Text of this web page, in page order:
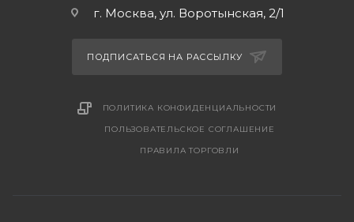
г. Москва, ул. Воротынская, 2/1
ПОДПИСАТЬСЯ НА РАССЫЛКУ
ПОЛИТИКА КОНФИДЕНЦИАЛЬНОСТИ
ПОЛЬЗОВАТЕЛЬСКОЕ СОГЛАШЕНИЕ
ПРАВИЛА ТОРГОВЛИ